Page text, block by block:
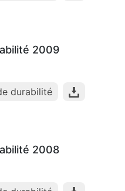
2009
durabilité
2008